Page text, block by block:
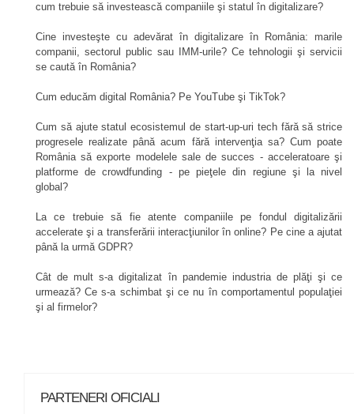
cum trebuie să investească companiile şi statul în digitalizare?
Cine investeşte cu adevărat în digitalizare în România: marile
companii, sectorul public sau IMM-urile? Ce tehnologii şi servicii
se caută în România?
Cum educăm digital România? Pe YouTube şi TikTok?
Cum să ajute statul ecosistemul de start-up-uri tech fără să strice
progresele realizate până acum fără intervenţia sa? Cum poate
România să exporte modelele sale de succes - acceleratoare şi
platforme de crowdfunding - pe pieţele din regiune şi la nivel
global?
La ce trebuie să fie atente companiile pe fondul digitalizării
accelerate şi a transferării interacţiunilor în online? Pe cine a ajutat
până la urmă GDPR?
Cât de mult s-a digitalizat în pandemie industria de plăţi şi ce
urmează? Ce s-a schimbat şi ce nu în comportamentul populaţiei
şi al firmelor?
PARTENERI OFICIALI